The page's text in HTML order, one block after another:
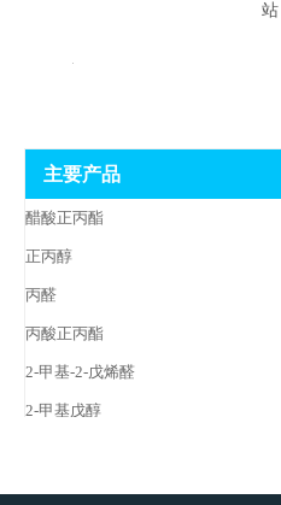
站
主要产品
醋酸正丙酯
正丙醇
丙醛
丙酸正丙酯
2-甲基-2-戊烯醛
2-甲基戊醇